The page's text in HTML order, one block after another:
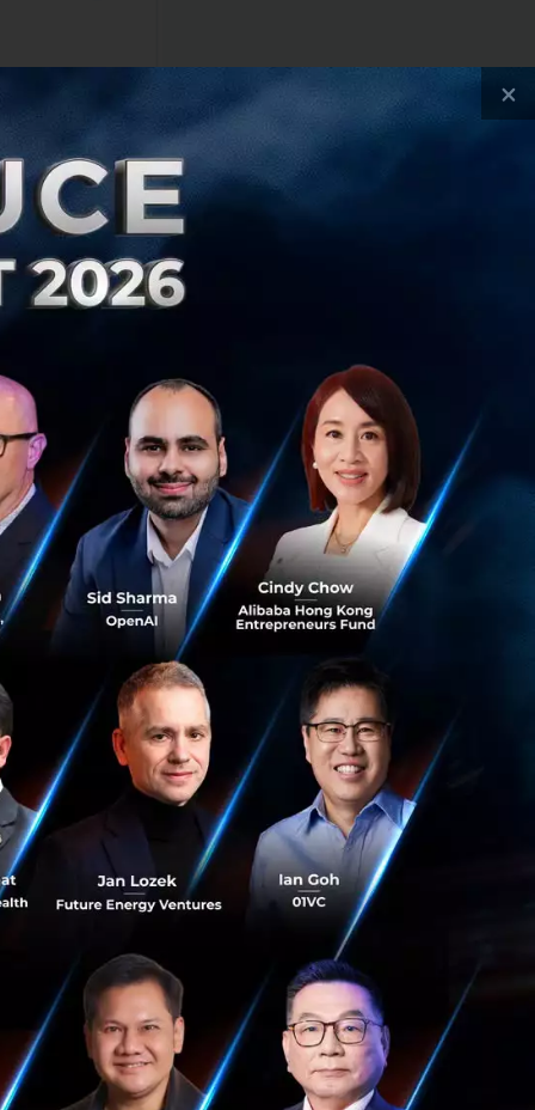
ยวางแผนว่าจะ
แสนล้าน
รพิจารณาทางกฏ
ป็นเดือน ม.ค.
ผลบังคับใช้ปี
×